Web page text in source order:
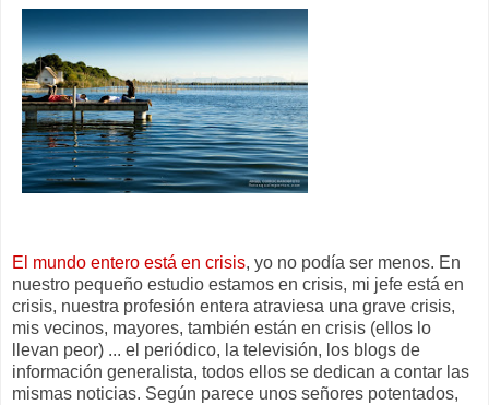
El mundo entero está en crisis, yo no podía ser menos. En
nuestro pequeño estudio estamos en crisis, mi jefe está en
crisis, nuestra profesión entera atraviesa una grave crisis,
mis vecinos, mayores, también están en crisis (ellos lo
llevan peor) ... el periódico, la televisión, los blogs de
información generalista, todos ellos se dedican a contar las
mismas noticias. Según parece unos señores potentados,